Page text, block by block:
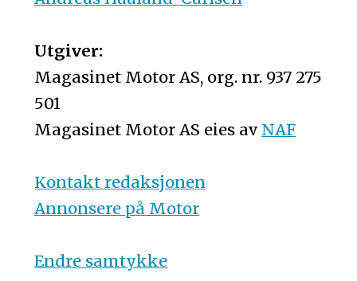
Utgiver:
Magasinet Motor AS, org. nr. 937 275
501
Magasinet Motor AS eies av NAF
Kontakt redaksjonen
Annonsere på Motor
Endre samtykke